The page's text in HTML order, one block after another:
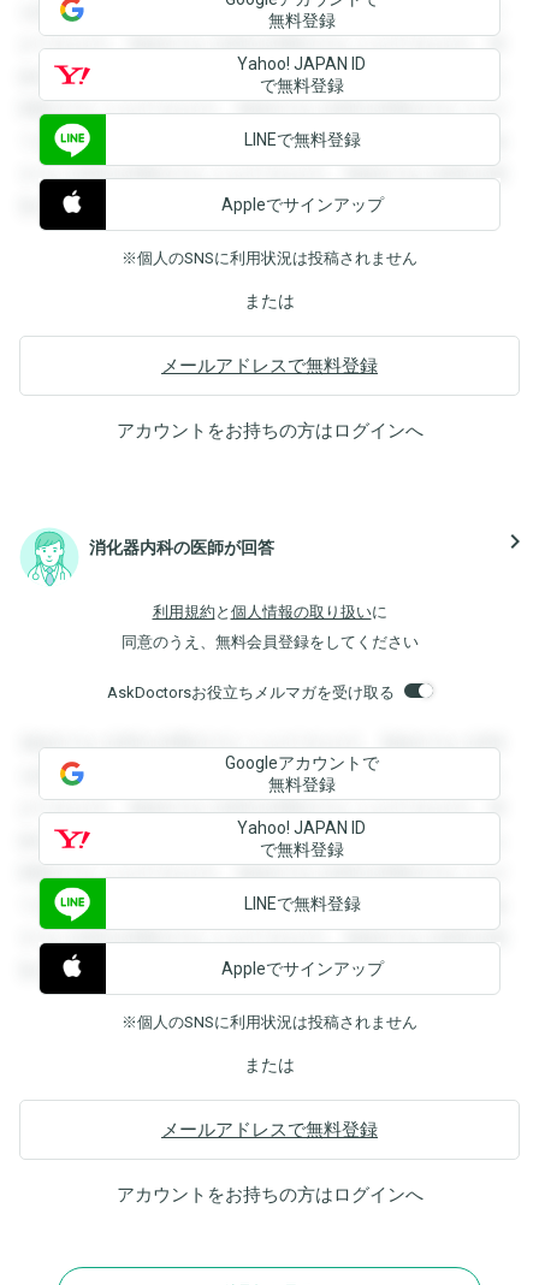
を閲覧することができます。登録すると回答を閲覧すること
ができます。登録すると回答を閲覧することができます。登
録すると回答を閲覧することができます。登録すると回答を
閲覧することができます。登録すると回答を閲覧することが
できます。登録すると回答を閲覧することができます。登録
すると回答を閲覧することができます。登録すると回答を閲
覧することができます。
無料登録
Yahoo! JAPAN ID
で無料登録
LINEで無料登録
Appleでサインアップ
※個人のSNSに利用状況は投稿されません
または
メールアドレスで無料登録
アカウントをお持ちの方はログインへ
消化器内科の医師が回答 navigate_next
利用規約 と 個人情報の取り扱いに
同意のうえ、無料会員登録をしてください
AskDoctorsお役立ちメルマガを受け取る
登録すると回答を閲覧することができます。登録すると回答
を閲覧することができます。登録すると回答を閲覧すること
ができます。登録すると回答を閲覧することができます。登
録すると回答を閲覧することができます。登録すると回答を
閲覧することができます。登録すると回答を閲覧することが
できます。登録すると回答を閲覧することができます。登録
すると回答を閲覧することができます。登録すると回答を閲
覧することができます。
Googleアカウントで
無料登録
Yahoo! JAPAN ID
で無料登録
LINEで無料登録
Appleでサインアップ
※個人のSNSに利用状況は投稿されません
または
メールアドレスで無料登録
アカウントをお持ちの方はログインへ